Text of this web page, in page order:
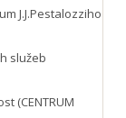
J.J.Pestalozziho
služeb
(CENTRUM